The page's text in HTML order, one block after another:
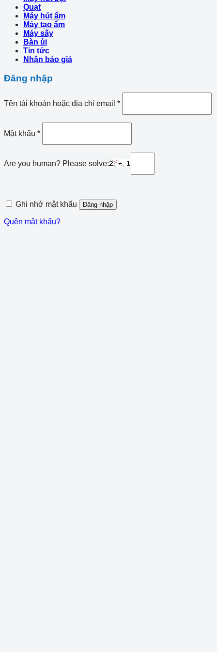
Quạt
Máy hút ẩm
Máy tạo ẩm
Máy sấy
Bàn ủi
Tin tức
Nhận báo giá
Đăng nhập
Tên tài khoản hoặc địa chỉ email *
Mật khẩu *
Are you human? Please solve:
Ghi nhớ mật khẩu Đăng nhập
Quên mật khẩu?